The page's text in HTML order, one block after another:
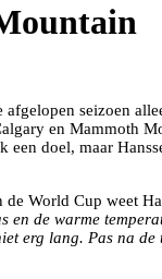
seizoen
en Mammoth
doel, maar
de World Cup weet
de warme
erg lang. Pas na